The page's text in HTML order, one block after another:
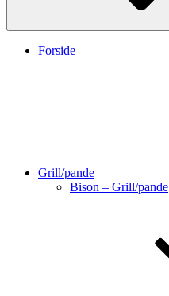
Forside
Grill/pande
Bison – Grill/pande